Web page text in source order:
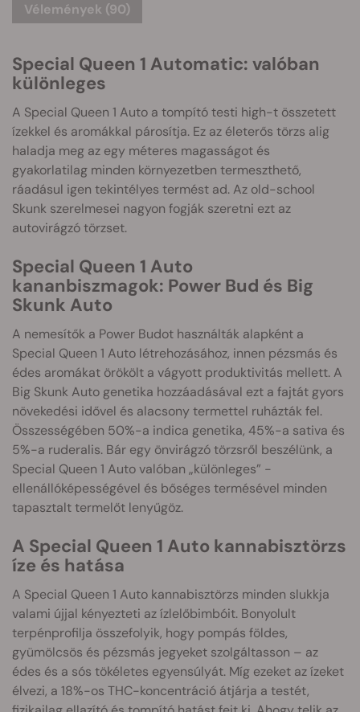
Vélemények (90)
Special Queen 1 Automatic: valóban
különleges
A Special Queen 1 Auto a tompító testi high-t összetett
ízekkel és aromákkal párosítja. Ez az életerős törzs alig
haladja meg az egy méteres magasságot és
gyakorlatilag minden környezetben termeszthető,
ráadásul igen tekintélyes termést ad. Az old-school
Skunk szerelmesei nagyon fogják szeretni ezt az
autovirágzó törzset.
Special Queen 1 Auto
kananbiszmagok: Power Bud és Big
Skunk Auto
A nemesítők a Power Budot használták alapként a
Special Queen 1 Auto létrehozásához, innen pézsmás és
édes aromákat örökölt a vágyott produktivitás mellett. A
Big Skunk Auto genetika hozzáadásával ezt a fajtát gyors
növekedési idővel és alacsony termettel ruházták fel.
Összességében 50%-a indica genetika, 45%-a sativa és
5%-a ruderalis. Bár egy önvirágzó törzsről beszélünk, a
Special Queen 1 Auto valóban „különleges” -
ellenállóképességével és bőséges termésével minden
tapasztalt termelőt lenyűgöz.
A Special Queen 1 Auto kannabisztörzs
íze és hatása
A Special Queen 1 Auto kannabisztörzs minden slukkja
valami újjal kényezteti az ízlelőbimbóit. Bonyolult
terpénprofilja összefolyik, hogy pompás földes,
gyümölcsös és pézsmás jegyeket szolgáltasson – az
édes és a sós tökéletes egyensúlyát. Míg ezeket az ízeket
élvezi, a 18%-os THC-koncentráció átjárja a testét,